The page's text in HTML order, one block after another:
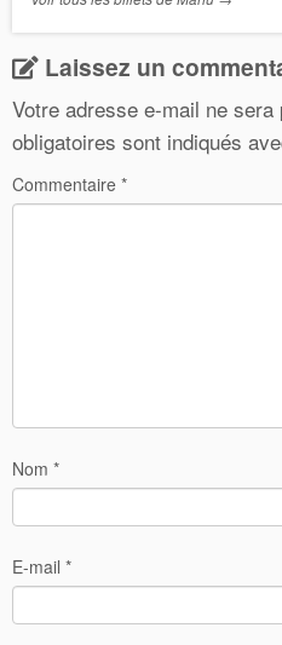
Laissez un
Votre adresse e-mail ne sera
obligatoires sont indiqués
Commentaire *
Nom *
E-mail *